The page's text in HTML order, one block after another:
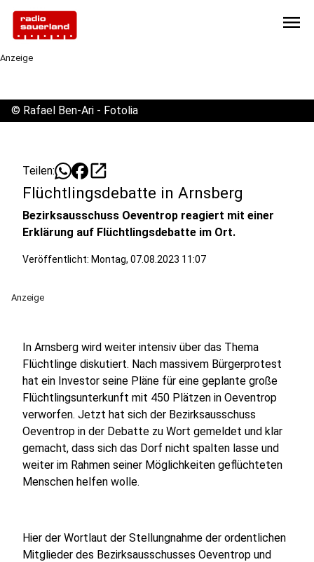
menu
Anzeige
© Rafael Ben-Ari - Fotolia
Teilen: open_in_new
Flüchtlingsdebatte in Arnsberg
Bezirksausschuss Oeventrop reagiert mit einer
Erklärung auf Flüchtlingsdebatte im Ort.
Veröffentlicht: Montag, 07.08.2023 11:07
Anzeige
In Arnsberg wird weiter intensiv über das Thema
Flüchtlinge diskutiert. Nach massivem Bürgerprotest
hat ein Investor seine Pläne für eine geplante große
Flüchtlingsunterkunft mit 450 Plätzen in Oeventrop
verworfen. Jetzt hat sich der Bezirksausschuss
Oeventrop in der Debatte zu Wort gemeldet und klar
gemacht, dass sich das Dorf nicht spalten lasse und
weiter im Rahmen seiner Möglichkeiten geflüchteten
Menschen helfen wolle.
Hier der Wortlaut der Stellungnahme der ordentlichen
Mitglieder des Bezirksausschusses Oeventrop und